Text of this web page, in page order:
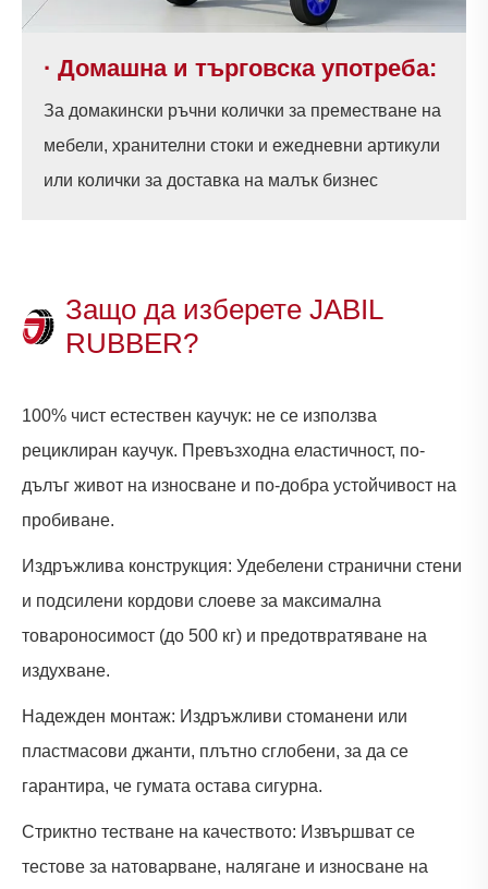
· Домашна и търговска употреба:
За домакински ръчни колички за преместване на
мебели, хранителни стоки и ежедневни артикули
или колички за доставка на малък бизнес
Защо да изберете JABIL
RUBBER?
100% чист естествен каучук: не се използва
рециклиран каучук. Превъзходна еластичност, по-
дълъг живот на износване и по-добра устойчивост на
пробиване.
Издръжлива конструкция: Удебелени странични стени
и подсилени кордови слоеве за максимална
товароносимост (до 500 кг) и предотвратяване на
издухване.
Надежден монтаж: Издръжливи стоманени или
пластмасови джанти, плътно сглобени, за да се
гарантира, че гумата остава сигурна.
Стриктно тестване на качеството: Извършват се
тестове за натоварване, налягане и износване на